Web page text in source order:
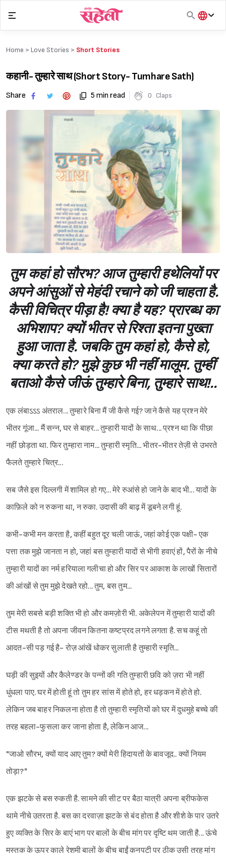
content
हिंदी
Home > Love Stories > Short Stories
कहानी- तुम्हारे साथ (Short Story- Tumhare Sath)
Share 5 min read 0 Claps
तुम कहां हो सौरभ? आज तुम्हारी हथेलियों पर
अपने आंसुओं से मेहंदी रचाने को जी चाहता है.
कैसी विचित्र पीड़ा है! क्या है यह? प्रारब्ध का
अभिशाप? क्यों भीतर से रिश्ता इतना पुख्ता
हुआ जाता है. जबकि तुम कहां हो, कैसे हो,
क्या करते हो? मुझे कुछ भी नहीं मालूम. तुम्हीं
बताओ कैसे जीऊं तुम्हारे बिना, तुम्हारे साथ!..
एक लंबाऽऽऽ अंतराल... तुम्हारे बिना मैं जी कैसे गई? जाने कैसे यह प्रश्न मेरे
भीतर गूंजा... मैं सन्न, घर से बाहर... तुम्हारी यादों के साथ... प्रश्न था कि पीछा
नहीं छोड़ता था. फिर तुम्हारा नाम... तुम्हारी स्मृति... भीतर-भीतर तेज़ी से उभरते
फैलते तुम्हारे चित्र...
सब जैसे इस दिल्लगी में शामिल हो गए... मेरे रुआंसे हो जाने के बाद भी... यादों के
काफ़िले को न रुकना था, न रुका. उदासी की बाढ़ में डूबने लगी हूं.
कभी-कभी मन करता है, कहीं बहुत दूर चली जाऊं, जहां कोई एक पक्षी- एक
पत्ता तक मुझे जानता न हो, जहां बस तुम्हारी यादों से भीगी हवाएं हों, पैरों के नीचे
तुम्हारी यादों का नर्म हरियाला गलीचा हो और सिर पर आकाश के लाखों सितारों
की आंखों से तुम मुझे देखते रहो... तुम, बस तुम...
तुम मेरी सबसे बड़ी शक्ति भी हो और कमज़ोरी भी. अकेलेपन में तुम्हारी यादों की
टीस मथती है तो अपना जीवन कितना कष्टप्रद लगने लगता है. सच कहूं तो
आदत-सी पड़ गई है- रोज़ आंखें धोकर सुलाती है तुम्हारी स्मृति...
घड़ी की सुइयों और कैलेण्डर के पन्नों की गति तुम्हारी छवि को ज़रा भी नहीं
धुंधला पाए. घर में होती हूं तो तुम हर सांस में होते हो, हर धड़कन में होते हो.
लेकिन जब बाहर निकलना होता है तो तुम्हारी स्मृतियों को घर में दुधमुहे बच्चे की
तरह बहला-फुसला कर जाना होता है, लेकिन आज...
"जाओ सौरभ, क्यों याद आए तुम? क्यों मेरी हिदायतों के बावजूद.. क्यों नियम
तोड़ा?"
एक झटके से बस रुकती है. सामने की सीट पर बैठा यात्री अपना ब्रीफकेस
थामे नीचे उतरता है. बस का दरवाज़ा झटके से बंद होता है और शीशे के पार उतरे
हुए व्यक्ति के सिर के बाएं भाग पर बालों के बीच मांग पर दृष्टि थम जाती है... ऊंचे
मस्तक के ऊपर काले रेशमी बालों के बीच बाईं कनपटी पर ठीक उसी तरह मांग